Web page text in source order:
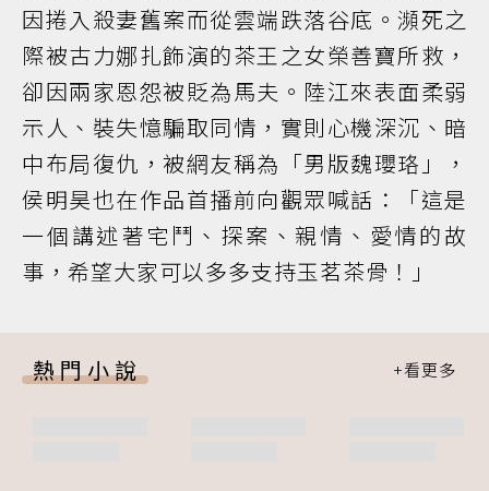
因捲入殺妻舊案而從雲端跌落谷底。瀕死之
際被古力娜扎飾演的茶王之女榮善寶所救，
卻因兩家恩怨被貶為馬夫。陸江來表面柔弱
示人、裝失憶騙取同情，實則心機深沉、暗
中布局復仇，被網友稱為「男版魏瓔珞」，
侯明昊也在作品首播前向觀眾喊話：「這是
一個講述著宅鬥、探案、親情、愛情的故
事，希望大家可以多多支持玉茗茶骨！」
熱門小說